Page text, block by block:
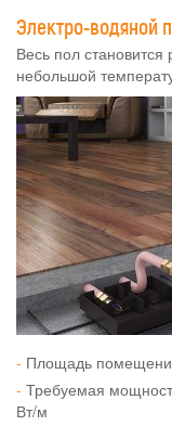
причинах выбора систем
Татьяна об отоплении
Двухэтажный дом
Хозяйка рассказывает
Электро-водяной
Весь пол
небольшой
Площадь
Требуемая
Вт/м